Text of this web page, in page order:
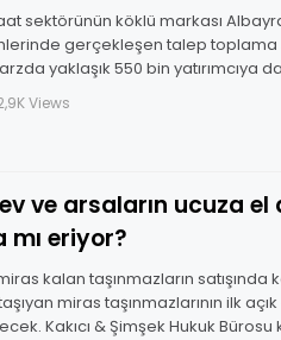
sektörünün köklü markası
gerçekleşen talep toplama
yaklaşık 550 bin yatırımcıya
milyar
Views
ve arsaların ucuza
mı eriyor?
kalan taşınmazların satışında
miras taşınmazlarının ilk
Kakıcı & Şimşek Hukuk